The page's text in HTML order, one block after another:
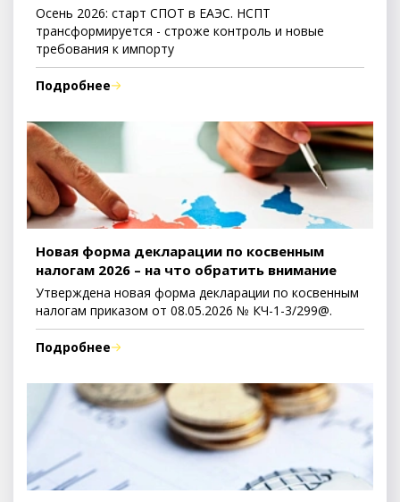
Осень 2026: старт СПОТ в ЕАЭС. НСПТ
трансформируется - строже контроль и новые
требования к импорту
Подробнее
Новая форма декларации по косвенным
налогам 2026 – на что обратить внимание
Утверждена новая форма декларации по косвенным
налогам приказом от 08.05.2026 № КЧ-1-3/299@.
Подробнее